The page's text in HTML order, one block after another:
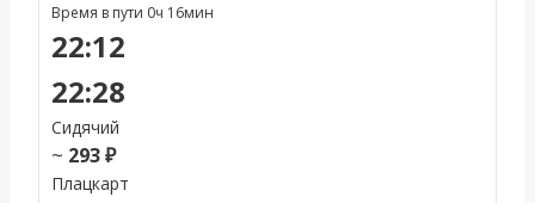
Время в пути 0ч 16мин
22:12
22:28
Сидячий
~ 293 ₽
Плацкарт